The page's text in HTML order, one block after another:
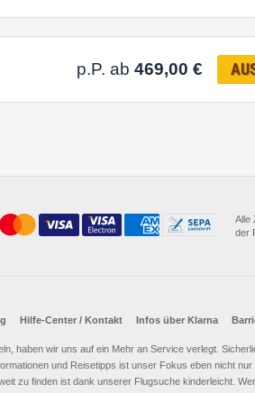
p.P. ab 469,00 €
Alle
der
Hilfe-Center / Kontakt Infos über Klarna
haben wir uns auf ein Mehr an Service verlegt.
und Reisetipps ist unser Fokus eben nicht
zu finden ist dank unserer Flugsuche kinderleicht.